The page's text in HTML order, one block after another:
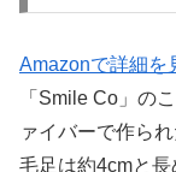
Amazonで詳細を
「Smile Co」の
ァイバーで作ら
毛足は約4cmと